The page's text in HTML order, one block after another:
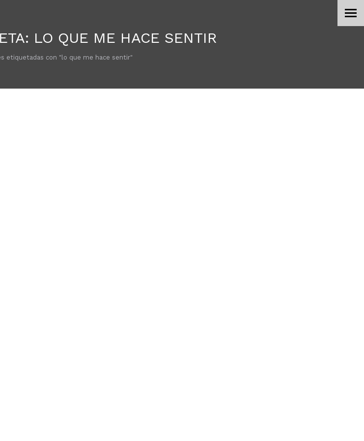
LO QUE ME HACE SENTIR
etiquetadas con "lo que me hace sentir"